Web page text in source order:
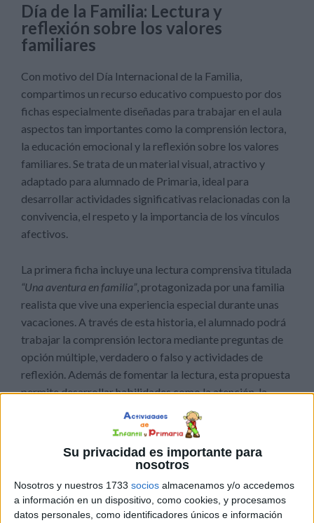
Su privacidad es importante para
nosotros
Nosotros y nuestros 1733 socios almacenamos y/o accedemos
a información en un dispositivo, como cookies, y procesamos
datos personales, como identificadores únicos e información
Día de la Familia: Lectura y
reflexión sobre los valores
familiares
Con motivo del Día Internacional de la Familia,
compartimos un recurso educativo compuesto por dos
fichas especialmente diseñadas para trabajar en el aula
aspectos tan importantes como la comprensión lectora,
la educación emocional y la reflexión sobre los valores
familiares. Se trata de un material visual, atractivo y
adaptado para alumnado de Primaria, ideal para
desarrollar actividades significativas relacionadas con la
convivencia, el respeto y la importancia de los vínculos
afectivos.
La primera ficha incluye una lectura comprensiva titulada
“Una aventura en familia”, protagonizada por una familia
realista que vive una experiencia especial durante unas
vacaciones. A través de esta historia, el alumnado podrá
trabajar la comprensión lectora mediante preguntas de
opción múltiple, verdadero o falso y actividades de
reflexión. Además de fomentar la lectura, esta propuesta
permite desarrollar habilidades como la atención, la
inferencia y la interpretación de textos, todo ello en un
contexto cercano y motivador para los niños y niñas.
La segunda ficha está centrada en la reflexión personal y
los valores familiares. En ella, el alumnado podrá pensar
sobre qué significa la familia para ellos, qué actividades
disfrutan en familia y cuáles son los valores más